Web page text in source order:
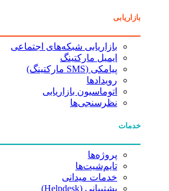
بازاریابی
بازاریابی شبکه‌های اجتماعی
ایمیل مارکتینگ
پیامکی (SMS مارکتینگ)
رویدادها
اتوماسیون بازاریابی
نظرسنجی‌ها
خدمات
پروژه‌ها
تایم‌شیت‌ها
خدمات میدانی
پشتیبانی (Helpdesk)